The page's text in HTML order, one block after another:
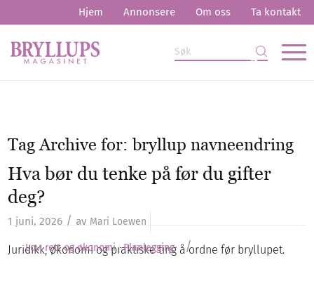
Hjem Annonsere Om oss Ta kontakt
Tag Archive for:bryllup navneendring
Hva bør du tenke på før du gifter
deg?
1 juni, 2026 / av Mari Loewen
Juridikk, økonomi og praktiske ting å ordne før bryllupet.
Lov, rett og økonomi Planlegging /